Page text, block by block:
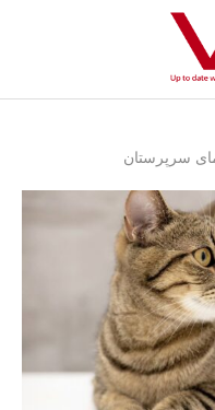
سرپرستان